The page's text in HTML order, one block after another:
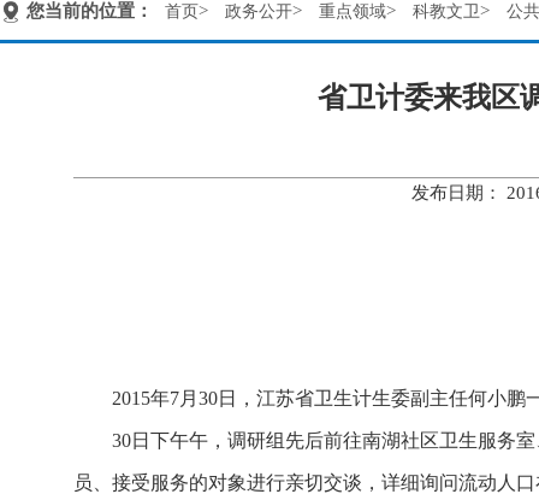
您当前的位置： 首页> 政务公开> 重点领域> 科教文卫> 公
省卫计委来我区
发布日期：
2015年7月30日，江苏省卫生计生委副主任何小鹏
30日下午午，调研组先后前往南湖社区卫生服务室
员、接受服务的对象进行亲切交谈，详细询问流动人